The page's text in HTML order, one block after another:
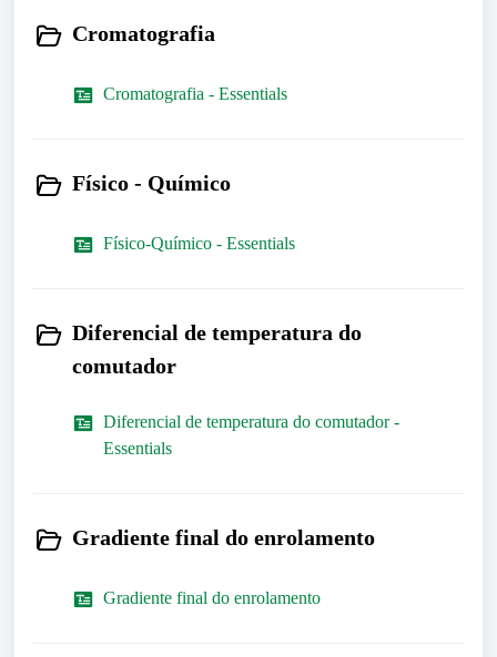
Cromatografia
Cromatografia - Essentials
Físico - Químico
Físico-Químico - Essentials
Diferencial de temperatura do
comutador
Diferencial de temperatura do comutador -
Essentials
Gradiente final do enrolamento
Gradiente final do enrolamento